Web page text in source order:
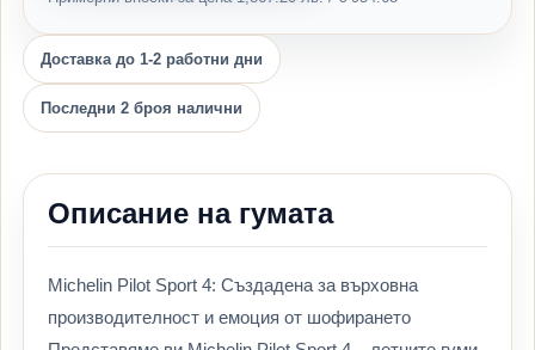
Доставка до 1-2 работни дни
Последни 2 броя налични
Описание на гумата
Michelin Pilot Sport 4: Създадена за върховна
производителност и емоция от шофирането